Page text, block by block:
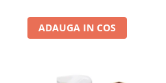
ADAUGA IN COS